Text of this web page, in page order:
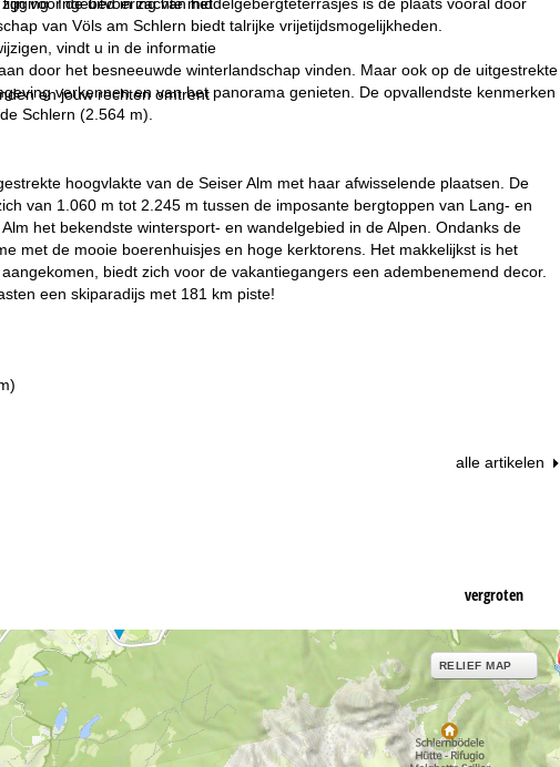
vindt u in de informatie
en jouw rechten omtrent
van Völs am Schlern biedt talrijke vrijetijdsmogelijkheden.
door het besneeuwde winterlandschap vinden. Maar ook op de uitgestrekte
verkennen en van het panorama genieten. De opvallendste kenmerken
Schlern (2.564 m).
hoogvlakte van de Seiser Alm met haar afwisselende plaatsen. De
van 1.060 m tot 2.245 m tussen de imposante bergtoppen van Lang- en
het bekendste wintersport- en wandelgebied in de Alpen. Ondanks de
met de mooie boerenhuisjes en hoge kerktorens. Het makkelijkst is het
biedt zich voor de vakantiegangers een adembenemend decor.
een skiparadijs met 181 km piste!
alle artikelen
vergroten
RELIEF MAP